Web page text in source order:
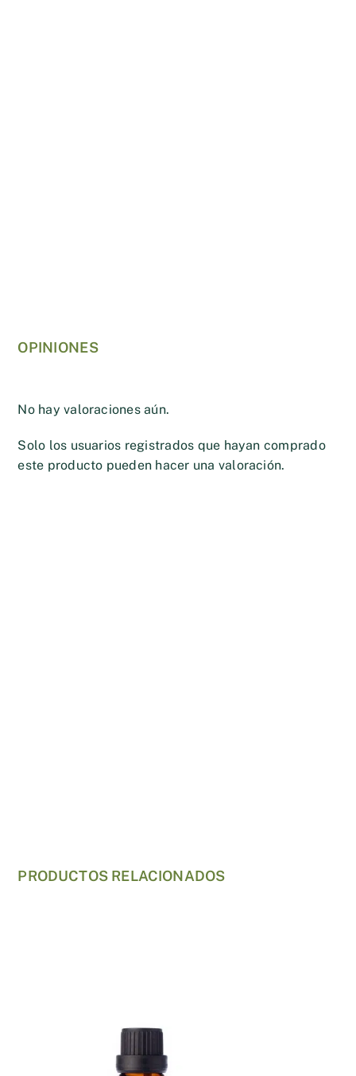
OPINIONES
No hay valoraciones aún.
Solo los usuarios registrados que hayan comprado
este producto pueden hacer una valoración.
PRODUCTOS RELACIONADOS